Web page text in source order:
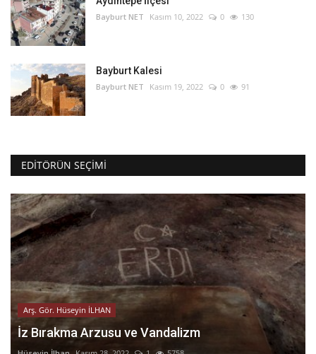
Bayburt NET Kasım 10, 2022 0 130
Bayburt Kalesi
Bayburt NET Kasım 19, 2022 0 91
EDITÖRÜN SEÇIMI
Arş. Gör. Hüseyin İLHAN
İz Bırakma Arzusu ve Vandalizm